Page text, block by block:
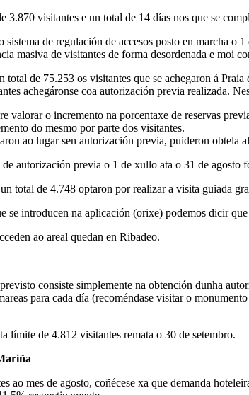
3.870 visitantes e un total de 14 días nos que se
de regulación de accesos posto en marcha
masiva de visitantes de forma desordenada e moi
de 75.253 os visitantes que se achegaron á
achegáronse coa autorización previa realizada.
valorar o incremento na porcentaxe de reservas
do mesmo por parte dos visitantes.
ao lugar sen autorización previa, puideron
autorización previa o 1 de xullo ata o 31 de
total de 4.748 optaron por realizar a visita guiada
se introducen na aplicación (orixe) podemos dicir
ao areal quedan en Ribadeo.
consiste simplemente na obtención dunha
para cada día (recoméndase visitar o
límite de 4.812 visitantes remata o 30 de setembro.
ao mes de agosto, coñécese xa que demanda